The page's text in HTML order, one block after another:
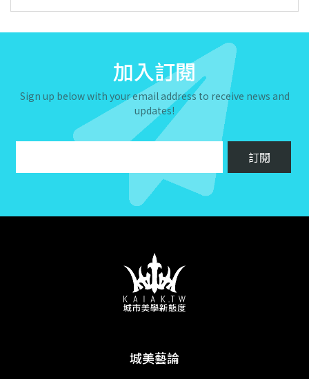
加入訂閱
Sign up below with your email address to receive news and
updates!
城美藝論